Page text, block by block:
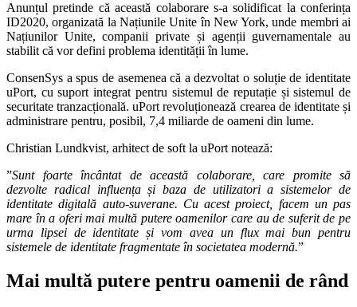
Anunțul pretinde că această colaborare s-a solidificat la conferința
ID2020, organizată la Națiunile Unite în New York, unde membri ai
Națiunilor Unite, companii private și agenții guvernamentale au
stabilit că vor defini problema identității în lume.
ConsenSys a spus de asemenea că a dezvoltat o soluție de identitate
uPort, cu suport integrat pentru sistemul de reputație și sistemul de
securitate tranzacțională. uPort revoluționează crearea de identitate și
administrare pentru, posibil, 7,4 miliarde de oameni din lume.
Christian Lundkvist, arhitect de soft la uPort notează:
”Sunt foarte încântat de această colaborare, care promite să
dezvolte radical influența și baza de utilizatori a sistemelor de
identitate digitală auto-suverane. Cu acest proiect, facem un pas
mare în a oferi mai multă putere oamenilor care au de suferit de pe
urma lipsei de identitate și vom avea un flux mai bun pentru
sistemele de identitate fragmentate în societatea modernă.”
Mai multă putere pentru oamenii de rând